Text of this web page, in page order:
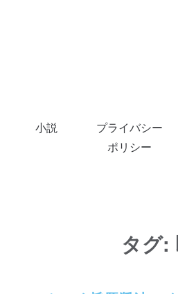
小説
プライバシー
ポリシー
タグ: